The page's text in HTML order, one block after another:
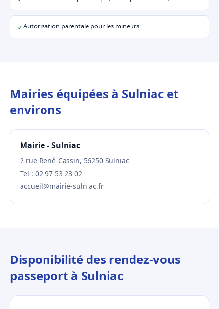
✓Autorisation parentale pour les mineurs
Mairies équipées à Sulniac et
environs
Mairie - Sulniac
2 rue René-Cassin, 56250 Sulniac
Tel : 02 97 53 23 02
accueil@mairie-sulniac.fr
Disponibilité des rendez-vous
passeport à Sulniac